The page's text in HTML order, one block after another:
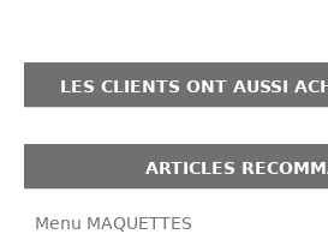
LES CLIENTS ONT AUSSI
ARTICLES
Menu MAQUETTES